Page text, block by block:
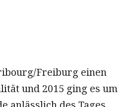
Freiburg einen
und 2015 ging es um